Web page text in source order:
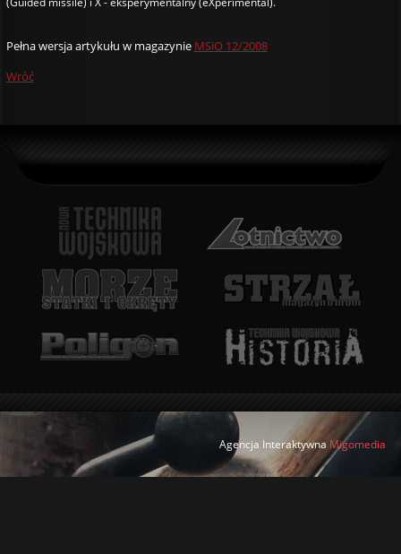
Pełna wersja artykułu w magazynie MSiO 12/2008
Wróć
Agencja Interaktywna Migomedia